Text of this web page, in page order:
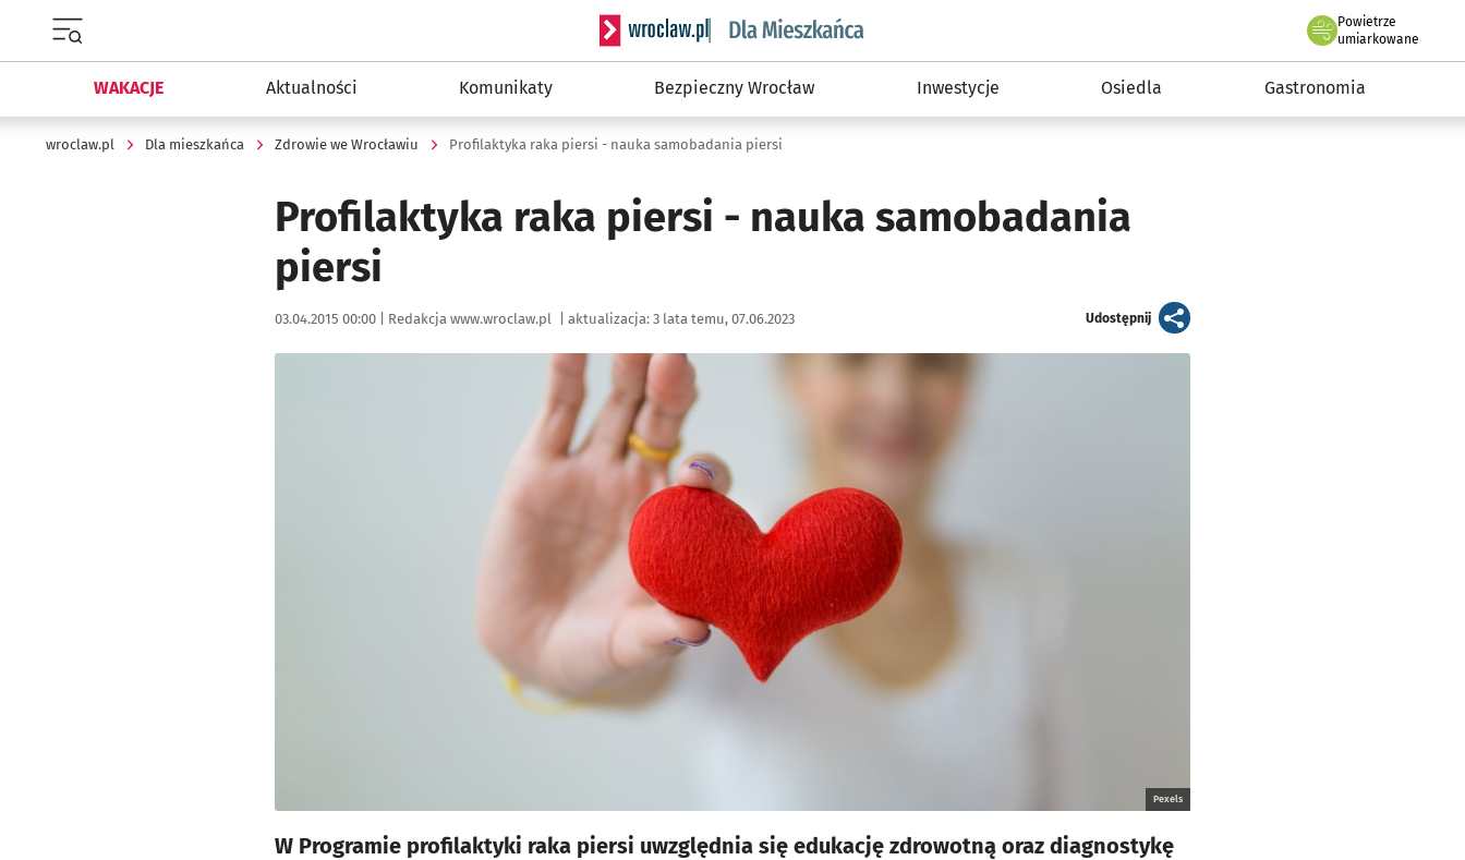
Serwis informacyjny wroclaw.pl podserwis: Dla mieszkańca
Powietrze
we Wrocławiu
umiarkowane
WAKACJE Aktualności Komunikaty Bezpieczny Wrocław Inwestycje Osiedla Gastronomia
wroclaw.pl Dla mieszkańca Zdrowie we Wrocławiu Profilaktyka raka piersi - nauka samobadania piersi
Profilaktyka raka piersi - nauka samobadania
piersi
Data publikacji:
03.04.2015 00:00 | Autor:
Redakcja www.wroclaw.pl aktualizacja: 3 lata temu, 07.06.2023 Udostępnijartykuł
Pexels
W Programie profilaktyki raka piersi uwzględnia się edukację zdrowotną oraz diagnostykę